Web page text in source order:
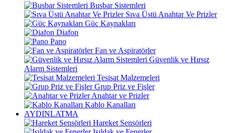
Busbar Sistemleri
Sıva Üstü Anahtar Ve Prizler
Güç Kaynakları
Diafon
Pano
Fan ve Aspiratörler
Güvenlik ve Hırsız
Alarm Sistemleri
Tesisat Malzemeleri
Grup Priz ve Fişler
Anahtar ve Prizler
Kablo Kanalları
AYDINLATMA
Hareket Sensörleri